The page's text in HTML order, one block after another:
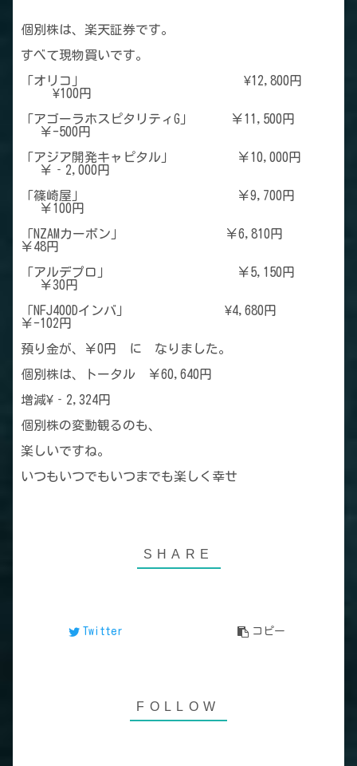
個別株は、楽天証券です。
すべて現物買いです。
「オリコ」 ¥12,800円
¥100円
「アゴーラホスピタリティG」 ￥11,500円
￥-500円
「アジア開発キャピタル」 ￥10,000円
￥‐2,000円
「篠崎屋」 ￥9,700円
￥100円
「NZAMカーボン」 ￥6,810円
￥48円
「アルデプロ」 ￥5,150円
￥30円
「NFJ400Dインバ」 ¥4,680円
￥-102円
預り金が、￥0円 に なりました。
個別株は、トータル ￥60,640円
増減¥‐2,324円
個別株の変動観るのも、
楽しいですね。
いつもいつでもいつまでも楽しく幸せ
Twitter コピー